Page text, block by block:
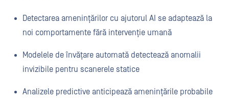
Detectarea amenințărilor cu ajutorul AI se adaptează la
noi comportamente fără intervenție umană
Modelele de învățare automată detectează anomalii
invizibile pentru scanerele statice
Analizele predictive anticipează amenințările probabile